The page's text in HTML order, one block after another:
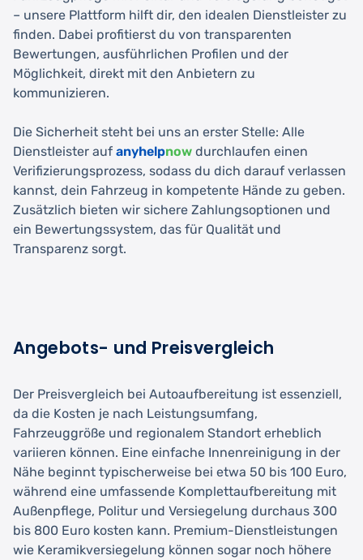
– unsere Plattform hilft dir, den idealen Dienstleister zu
finden. Dabei profitierst du von transparenten
Bewertungen, ausführlichen Profilen und der
Möglichkeit, direkt mit den Anbietern zu
kommunizieren.
Die Sicherheit steht bei uns an erster Stelle: Alle
Dienstleister auf anyhelpnow durchlaufen einen
Verifizierungsprozess, sodass du dich darauf verlassen
kannst, dein Fahrzeug in kompetente Hände zu geben.
Zusätzlich bieten wir sichere Zahlungsoptionen und
ein Bewertungssystem, das für Qualität und
Transparenz sorgt.
Angebots- und Preisvergleich
Der Preisvergleich bei Autoaufbereitung ist essenziell,
da die Kosten je nach Leistungsumfang,
Fahrzeuggröße und regionalem Standort erheblich
variieren können. Eine einfache Innenreinigung in der
Nähe beginnt typischerweise bei etwa 50 bis 100 Euro,
während eine umfassende Komplettaufbereitung mit
Außenpflege, Politur und Versiegelung durchaus 300
bis 800 Euro kosten kann. Premium-Dienstleistungen
wie Keramikversiegelung können sogar noch höhere